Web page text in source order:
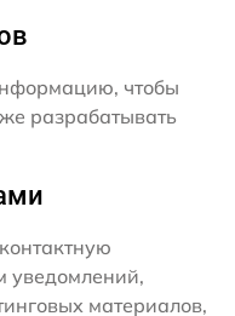
чтобы
разрабатывать
уведомлений,
материалов,